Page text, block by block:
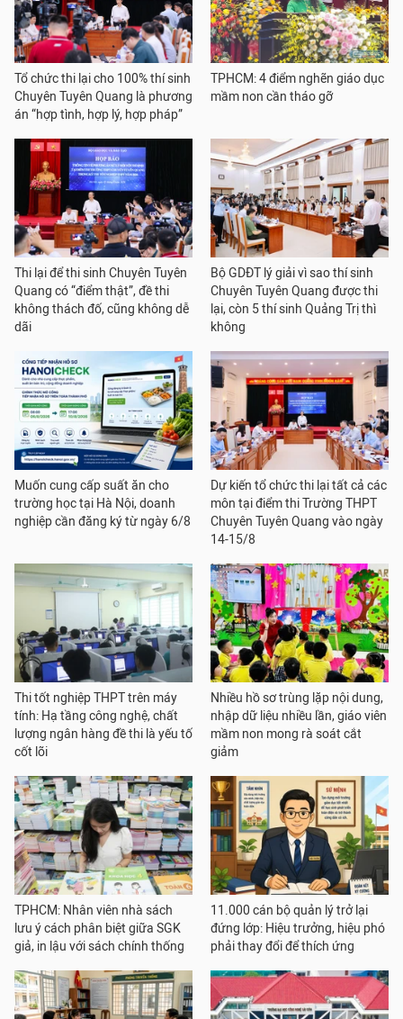
Tổ chức thi lại cho 100% thí sinh
Chuyên Tuyên Quang là phương
án “hợp tình, hợp lý, hợp pháp”
TPHCM: 4 điểm nghẽn giáo dục
mầm non cần tháo gỡ
Thi lại để thi sinh Chuyên Tuyên
Quang có “điểm thật”, đề thi
không thách đố, cũng không dễ
dãi
Bộ GDĐT lý giải vì sao thí sinh
Chuyên Tuyên Quang được thi
lại, còn 5 thí sinh Quảng Trị thì
không
Muốn cung cấp suất ăn cho
trường học tại Hà Nội, doanh
nghiệp cần đăng ký từ ngày 6/8
Dự kiến tổ chức thi lại tất cả các
môn tại điểm thi Trường THPT
Chuyên Tuyên Quang vào ngày
14-15/8
Thi tốt nghiệp THPT trên máy
tính: Hạ tầng công nghệ, chất
lượng ngân hàng đề thi là yếu tố
cốt lõi
Nhiều hồ sơ trùng lặp nội dung,
nhập dữ liệu nhiều lần, giáo viên
mầm non mong rà soát cắt
giảm
TPHCM: Nhân viên nhà sách
lưu ý cách phân biệt giữa SGK
giả, in lậu với sách chính thống
11.000 cán bộ quản lý trở lại
đứng lớp: Hiệu trưởng, hiệu phó
phải thay đổi để thích ứng